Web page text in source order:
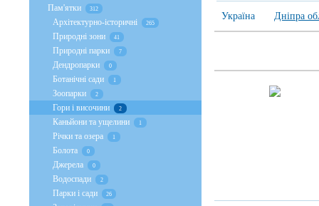
Україна Дніпра
Пам'ятки 312
Архітектурно-історичні 265
Природні зони 41
Природні парки 7
Дендропарки 0
Ботанічні сади 1
Зоопарки 2
Гори і височини 2
Каньйони та ущелини 1
Річки та озера 1
Болота 0
Джерела 0
Водоспади 2
Парки і сади 26